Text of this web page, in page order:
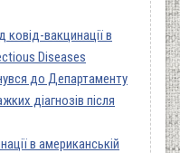
ковід-вакцинації в
Diseases
до Департаменту
діагнозів після
в американській